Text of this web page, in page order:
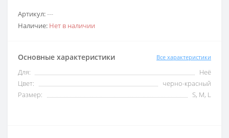
Артикул:---
Наличие: Нет в наличии
Основные характеристики Все характеристики
Для:
Неё
Цвет:
черно-красный
Размер:
S, M, L